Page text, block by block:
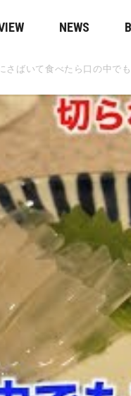
NEWS
さばいて食べたら口の中でも